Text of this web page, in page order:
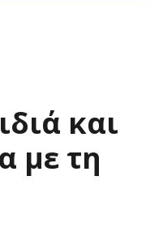
και
με τη